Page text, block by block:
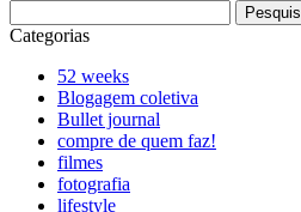
por:
Categorias
52 weeks
Blogagem coletiva
Bullet journal
compre de quem faz!
filmes
fotografia
lifestyle